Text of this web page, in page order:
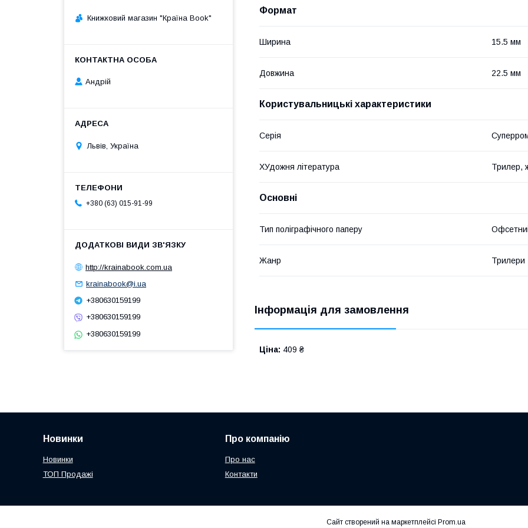
Формат
Ширина 15.5 мм
Довжина 22.5 мм
Користувальницькі характеристики
Серія
ХУдожня література Трилер,
Основні
Тип поліграфічного паперу
Жанр Трилери
Інформація для замовлення
Ціна: 409 ₴
Книжковий магазин "Країна Book"
Андрій
Львів, Україна
+380 (63) 015-91-99
http://krainabook.com.ua
krainabook@i.ua
+380630159199
+380630159199
+380630159199
Новинки
Новинки
ТОП Продажі
Про компанію
Про нас
Контакти
Сайт створений на маркетплейсі Prom.ua